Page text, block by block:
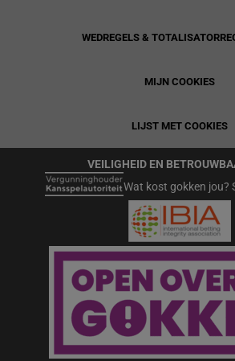
WEDREGELS &
MIJN COOKIES
LIJST MET COOKIES
VEILIGHEID EN
Wat kost gokken jou?